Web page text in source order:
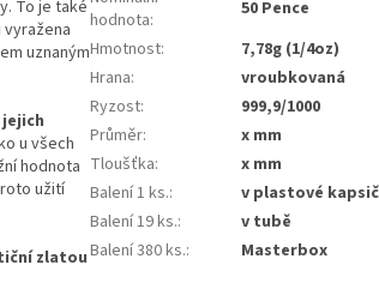
To je také
vyražena
uznaným
u všech
hodnota
užití
zlatou
hodnota:
50 Pence
Hmotnost:
7,78g (1/4oz)
Hrana:
vroubkovaná
Ryzost:
999,9/1000
Průměr:
x mm
Tloušťka:
x mm
Balení 1 ks.:
v plastové
Balení 19 ks.:
v tubě
Balení 380 ks.: Masterbox